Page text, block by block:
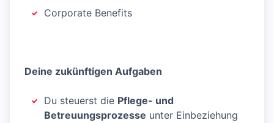
Corporate Benefits
Deine zukünftigen Aufgaben
Du steuerst die Pflege- und
Betreuungsprozesse unter Einbeziehung